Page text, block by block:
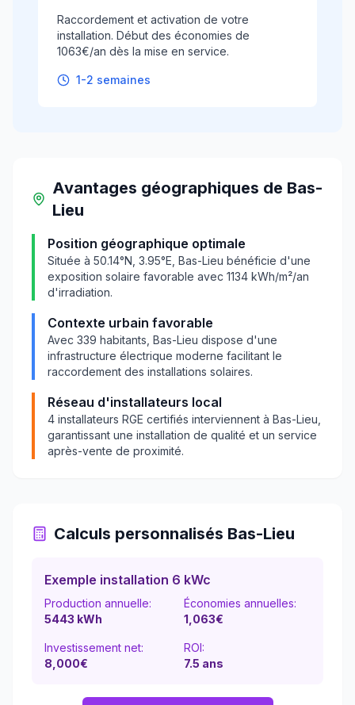
Raccordement et activation de votre
installation. Début des économies de
1063€/an dès la mise en service.
1-2 semaines
Avantages géographiques de Bas-
Lieu
Position géographique optimale
Située à 50.14°N, 3.95°E, Bas-Lieu bénéficie d'une
exposition solaire favorable avec 1134 kWh/m²/an
d'irradiation.
Contexte urbain favorable
Avec 339 habitants, Bas-Lieu dispose d'une
infrastructure électrique moderne facilitant le
raccordement des installations solaires.
Réseau d'installateurs local
4 installateurs RGE certifiés interviennent à Bas-Lieu
garantissant une installation de qualité et un service
après-vente de proximité.
Calculs personnalisés Bas-Lieu
Exemple installation 6 kWc
Production annuelle:
5443 kWh
Économies annuelles:
1,063€
Investissement net:
8,000€
ROI:
7.5 ans